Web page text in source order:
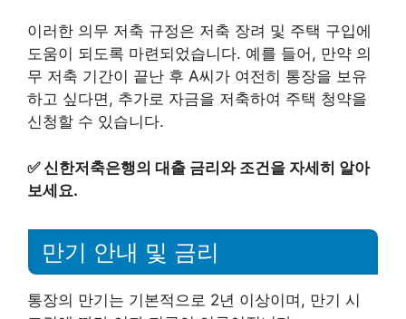
이러한 의무 저축 규정은 저축 장려 및 주택 구입에
도움이 되도록 마련되었습니다. 예를 들어, 만약 의
무 저축 기간이 끝난 후 A씨가 여전히 통장을 보유
하고 싶다면, 추가로 자금을 저축하여 주택 청약을
신청할 수 있습니다.
✅신한저축은행의 대출 금리와 조건을 자세히 알아
보세요.
만기 안내 및 금리
통장의 만기는 기본적으로 2년 이상이며, 만기 시